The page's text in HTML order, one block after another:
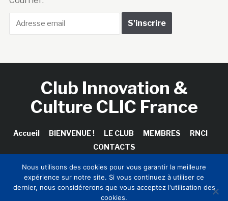
Club Innovation &
Culture CLIC France
Accueil BIENVENUE ! LE CLUB MEMBRES
RNCI
CONTACTS
Copyright © 2026 Club Innovation & Culture CLIC France /
Nous utilisons des cookies pour vous garantir la meilleure
expérience sur notre site. Si vous continuez à utiliser ce
dernier, nous considérerons que vous acceptez l'utilisation des
cookies.